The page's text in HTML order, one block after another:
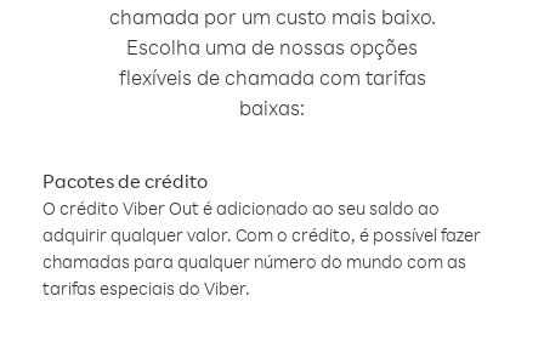
chamada por um custo mais baixo.
Escolha uma de nossas opções
flexíveis de chamada com tarifas
baixas:
Pacotes de crédito
O crédito Viber Out é adicionado ao seu saldo ao
adquirir qualquer valor. Com o crédito, é possível fazer
chamadas para qualquer número do mundo com as
tarifas especiais do Viber.